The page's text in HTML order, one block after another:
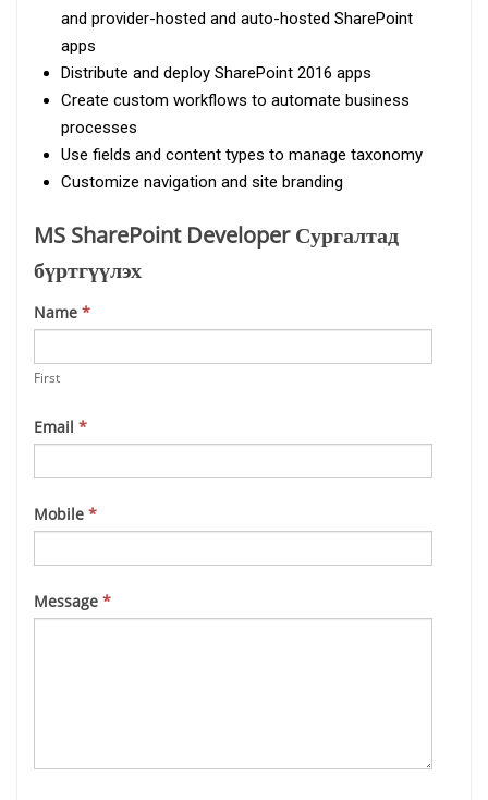
and provider-hosted and auto-hosted SharePoint
apps
Distribute and deploy SharePoint 2016 apps
Create custom workflows to automate business
processes
Use fields and content types to manage taxonomy
Customize navigation and site branding
MS SharePoint Developer Сургалтад
бүртгүүлэх
If
are
leave
this
field
blank.
Name *
First
Email *
Mobile *
Message *